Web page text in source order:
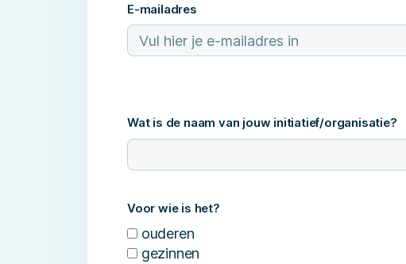
E-mailadres
Wat is de naam van jouw initiatief/organisatie?
Voor wie is het?
ouderen
gezinnen